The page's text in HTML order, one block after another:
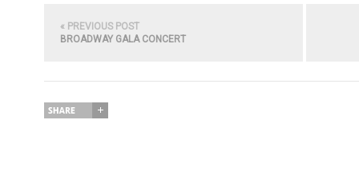
« PREVIOUS POST
BROADWAY GALA CONCERT